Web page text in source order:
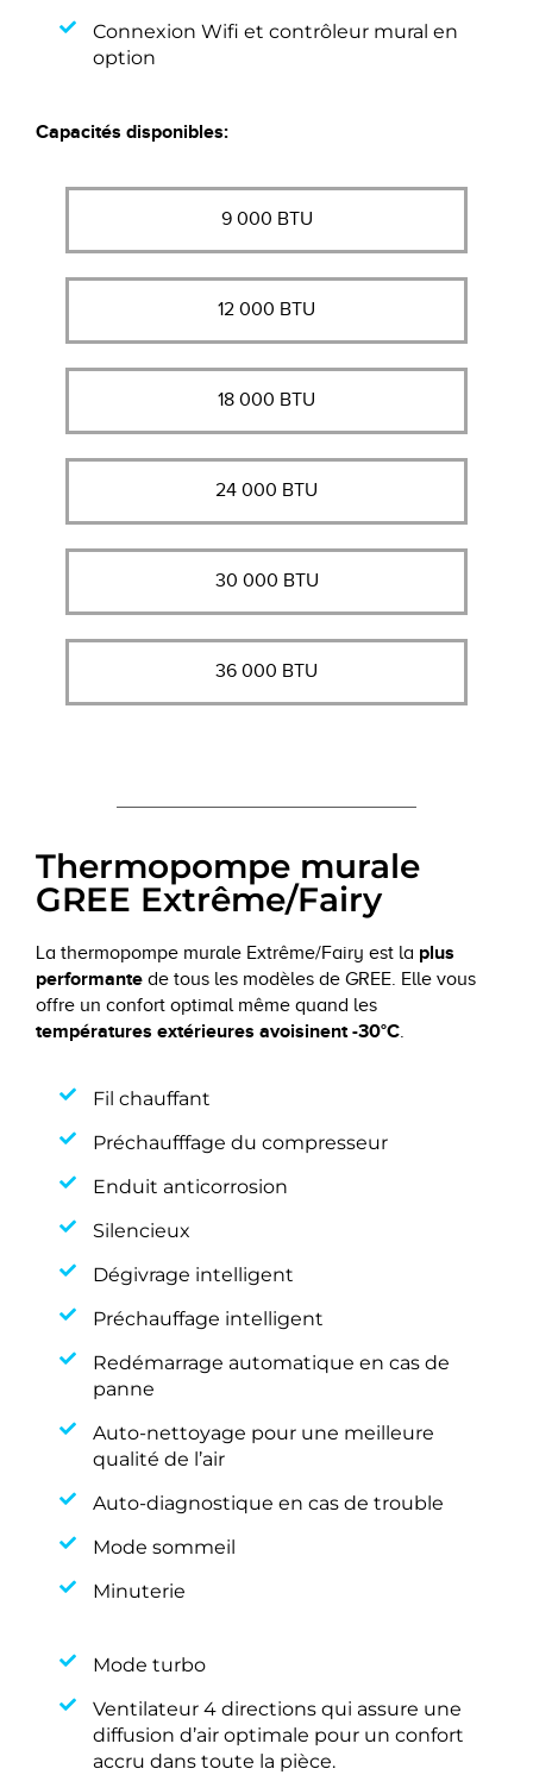
Connexion Wifi et contrôleur mural en
option
Capacités disponibles:
9 000 BTU
12 000 BTU
18 000 BTU
24 000 BTU
30 000 BTU
36 000 BTU
Thermopompe murale
GREE Extrême/Fairy
La thermopompe murale Extrême/Fairy est la plus
performante de tous les modèles de GREE. Elle vous
offre un confort optimal même quand les
températures extérieures avoisinent -30°C.
Fil chauffant
Préchaufffage du compresseur
Enduit anticorrosion
Silencieux
Dégivrage intelligent
Préchauffage intelligent
Redémarrage automatique en cas de
panne
Auto-nettoyage pour une meilleure
qualité de l’air
Auto-diagnostique en cas de trouble
Mode sommeil
Minuterie
Mode turbo
Ventilateur 4 directions qui assure une
diffusion d’air optimale pour un confort
accru dans toute la pièce.